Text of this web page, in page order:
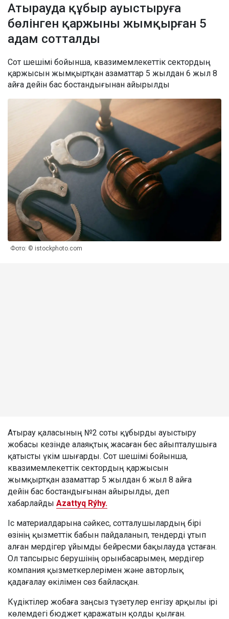
Атырауда құбыр ауыстыруға
бөлінген қаржыны жымқырған 5
адам сотталды
Сот шешімі бойынша, квазимемлекеттік сектордың
қаржысын жымқыртқан азаматтар 5 жылдан 6 жыл 8
айға дейін бас бостандығынан айырылды
Фото: © istockphoto.com
Атырау қаласының №2 соты құбырды ауыстыру
жобасы кезінде алаяқтық жасаған бес айыпталушыға
қатысты үкім шығарды. Сот шешімі бойынша,
квазимемлекеттік сектордың қаржысын
жымқыртқан азаматтар 5 жылдан 6 жыл 8 айға
дейін бас бостандығынан айырылды, деп
хабарлайды Azattyq Rýhy.
Іс материалдарына сәйкес, сотталушылардың бірі
өзінің қызметтік бабын пайдаланып, тендерді ұтып
алған мердігер ұйымды бейресми бақылауда ұстаған.
Ол тапсырыс берушінің орынбасарымен, мердігер
компания қызметкерлерімен және авторлық
қадағалау өкілімен сөз байласқан.
Күдіктілер жобаға заңсыз түзетулер енгізу арқылы ірі
көлемдегі бюджет қаражатын қолды қылған.